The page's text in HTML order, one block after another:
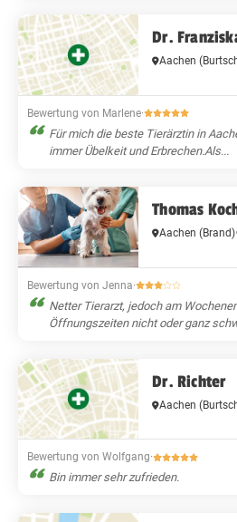
Dr.
Aachen
Bewertung von Marlene·
Für mich die beste Tierärztin in
immer Übelkeit und Erbrechen.Als...
Thomas
Aachen(Brand)
Bewertung von Jenna·
Netter Tierarzt, jedoch am
Öffnungszeiten nicht oder ganz
Dr. Richter
Aachen
Bewertung von Wolfgang·
Bin immer sehr zufrieden.